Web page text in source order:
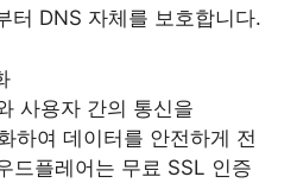
터 DNS 자체를 보호합니다.
사용자 간의 통신을
하여 데이터를 안전하게 전
드플레어는 무료 SSL 인증